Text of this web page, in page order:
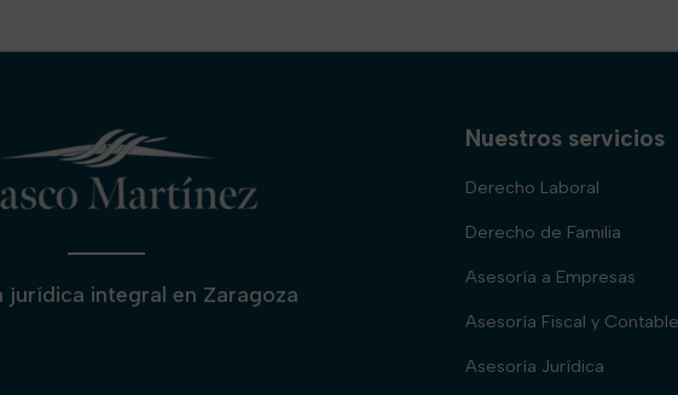
jurídica integral en Zaragoza
Nuestros servicios
Derecho Laboral
Derecho de Familia
Asesoría a Empresas
Asesoría Fiscal y Contable
Asesoría Jurídica